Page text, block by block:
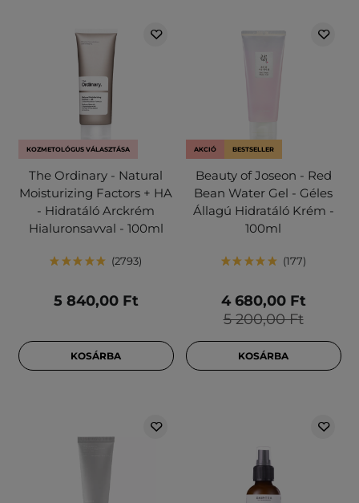
KOZMETOLÓGUS VÁLASZTÁSA
The Ordinary - Natural
Moisturizing Factors + HA
- Hidratáló Arckrém
Hialuronsavval - 100ml
2793
5 840,00 Ft
KOSÁRBA
AKCIÓ BESTSELLER
Beauty of Joseon - Red
Bean Water Gel - Géles
Állagú Hidratáló Krém -
100ml
177
5 200,00 Ft
4 680,00 Ft
KOSÁRBA